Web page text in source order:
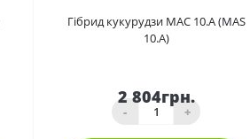
Гібрид кукурудзи МАС 10.А (МАS
10.А)
2 804грн.
- +